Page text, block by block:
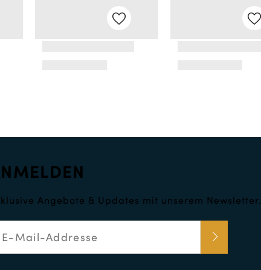
Angebote & Updates mit unserem Newsletter.